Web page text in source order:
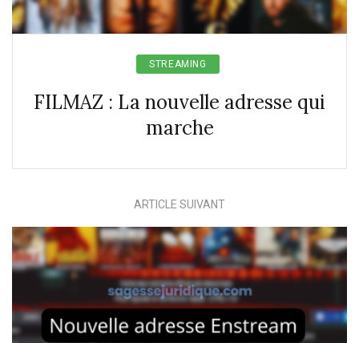
STREAMING
FILMAZ : La nouvelle adresse qui
marche
ARTICLE SUIVANT